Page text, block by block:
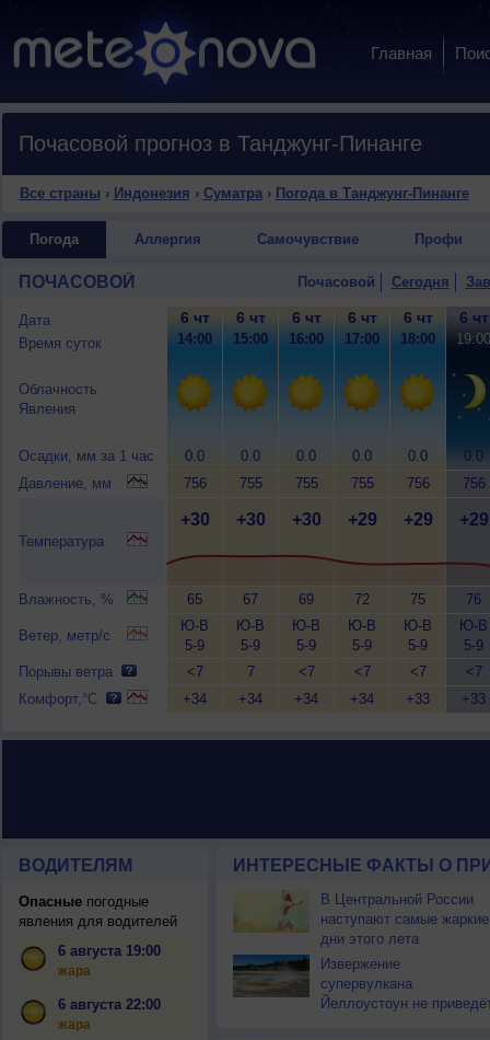
Главная
Почасовой прогноз в Танджунг-Пинанге
Все страны › Индонезия › Суматра› Погода в Танджунг-Пинанге
Погода Аллергия Самочувствие Профи
ПОЧАСОВОЙ Почасовой Сегодня
Дата
Время суток
Облачность
Явления
Осадки, мм за 1 час
Давление, мм
Температура
Влажность, %
Ветер, метр/с
Порывы ветра
Комфорт,°C
6 чт
14:00
0.0
756
+30
65
Ю-В
5-9
<7
+34
6 чт
15:00
0.0
755
+30
67
Ю-В
5-9
7
+34
6 чт
16:00
0.0
755
+30
69
Ю-В
5-9
<7
+34
6 чт
17:00
0.0
755
+29
72
Ю-В
5-9
<7
+34
6 чт
18:00
0.0
756
+29
75
Ю-В
5-9
<7
+33
6 чт
19:00
0.0
756
+29
76
Ю-В
5-9
<7
+33
ВОДИТЕЛЯМ
Опасныепогодные
явления для водителей
6 августа 19:00
жара
6 августа 22:00
жара
ИНТЕРЕСНЫЕ ФАКТЫ О
В Центральной России
наступают самые жаркие
дни этого лета
Извержение
супервулкана
Йеллоустоун не